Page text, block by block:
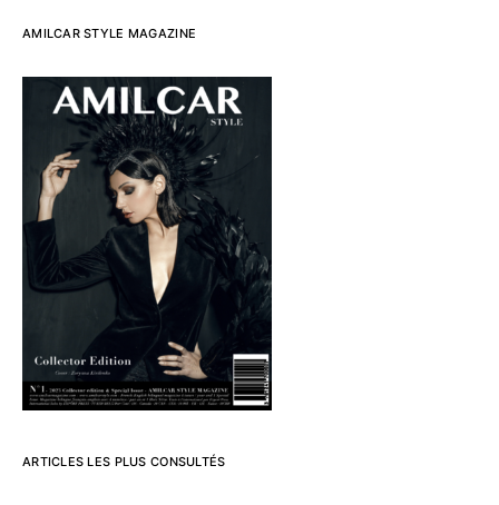
AMILCAR STYLE MAGAZINE
ARTICLES LES PLUS CONSULTÉS